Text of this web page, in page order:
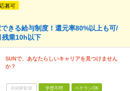
募可
きる給与制度！還元率80%以上も可/
残業10h以下
SUNで、あなたらしいキャリアを見つけません
か？
未経験歓迎 学歴不問 ベテランOK